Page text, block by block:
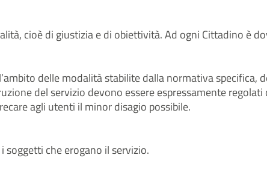
cioè di giustizia e di obiettività. Ad ogni Cittadino è
delle modalità stabilite dalla normativa
del servizio devono essere espressamente
agli utenti il minor disagio possibile.
che erogano il servizio.